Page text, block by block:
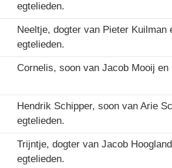
egtelieden.
Neeltje, dogter van Pieter Kuilman
egtelieden.
Cornelis, soon van Jacob Mooij
Hendrik Schipper, soon van Arie
egtelieden.
Trijntje, dogter van Jacob
egtelieden.